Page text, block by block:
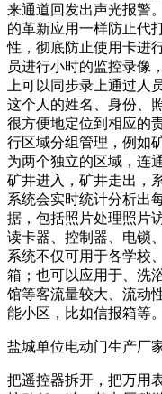
来通道回发出声光报警
的革新应用一样防止代
性，彻底防止使用卡进
员进行小时的监控录像
上可以同步录上通过人
这个人的姓名、身份、
很方便地定位到相应的
行区域分组管理，例如
为两个独立的区域，连
矿井进入，矿井走出，
系统会实时统计分析出
据，包括照片处理照片
读卡器、控制器、电锁
系统不仅可用于各学校
箱；也可以应用于、洗
馆等客流量较大、流动
能小区，比如信报箱等。
盐城单位电动门生产厂
把遥控器拆开，把万用